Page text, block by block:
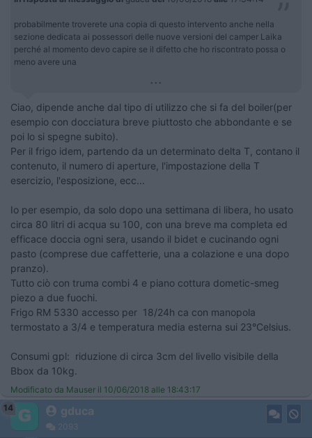
probabilmente troverete una copia di questo intervento anche nella
sezione dedicata ai possessori delle nuove versioni del camper Laika
perché al momento devo capire se il difetto che ho riscontrato possa o
meno avere una
...
Ciao, dipende anche dal tipo di utilizzo che si fa del boiler(per
esempio con docciatura breve piuttosto che abbondante e se
poi lo si spegne subito).
Per il frigo idem, partendo da un determinato delta T, contano il
contenuto, il numero di aperture, l'impostazione della T
esercizio, l'esposizione, ecc...
Io per esempio, da solo dopo una settimana di libera, ho usato
circa 80 litri di acqua su 100, con una breve ma completa ed
efficace doccia ogni sera, usando il bidet e cucinando ogni
pasto (comprese due caffetterie, una a colazione e una dopo
pranzo).
Tutto ciò con truma combi 4 e piano cottura dometic-smeg
piezo a due fuochi.
Frigo RM 5330 accesso per 18/24h ca con manopola
termostato a 3/4 e temperatura media esterna sui 23°Celsius.
Consumi gpl: riduzione di circa 3cm del livello visibile della
Bbox da 10kg.
Modificato da Mauser il 10/06/2018 alle 18:43:17
14
gduca
2093